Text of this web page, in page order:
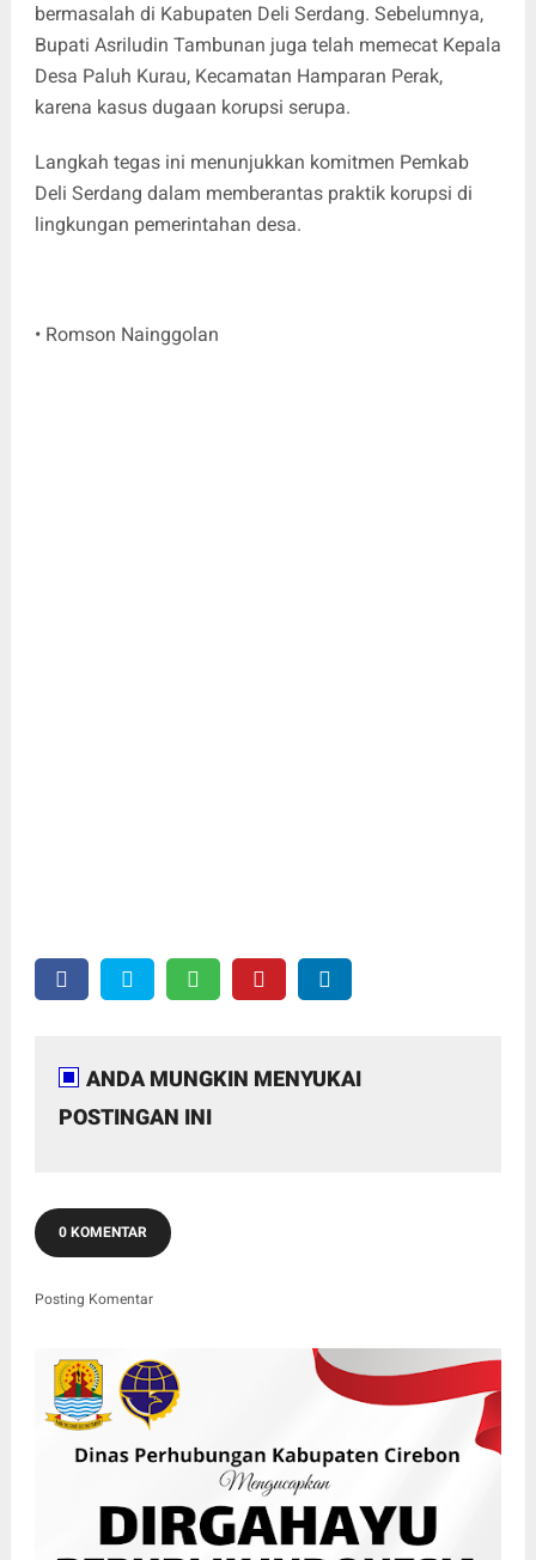
bermasalah di Kabupaten Deli Serdang. Sebelumnya,
Bupati Asriludin Tambunan juga telah memecat Kepala
Desa Paluh Kurau, Kecamatan Hamparan Perak,
karena kasus dugaan korupsi serupa.
Langkah tegas ini menunjukkan komitmen Pemkab
Deli Serdang dalam memberantas praktik korupsi di
lingkungan pemerintahan desa.
• Romson Nainggolan
ANDA MUNGKIN MENYUKAI
POSTINGAN INI
0 KOMENTAR
Posting Komentar